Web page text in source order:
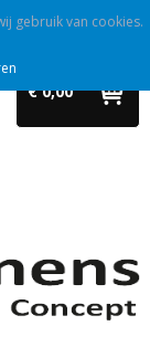
€ 0,00
gebruik van cookies.